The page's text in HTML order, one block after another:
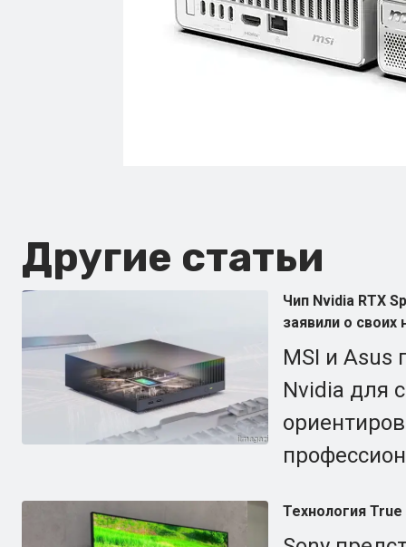
Другие статьи
Чип Nvidia RTX
заявили о своих
MSI и Asus
Nvidia для
Технология True